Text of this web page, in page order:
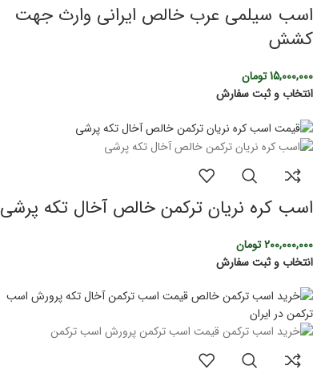
اسب سیلمی عرب خالص ایرانی وارث جهت
کشش
15,000,000تومان
انتخاب و ثبت سفارش
اسب کره نریان ترکمن خالص آخال تکه پرشی
200,000,000تومان
انتخاب و ثبت سفارش